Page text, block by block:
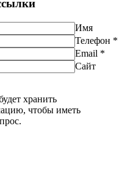
Имя
Телефон *
Email *
Сайт
хранить
чтобы иметь